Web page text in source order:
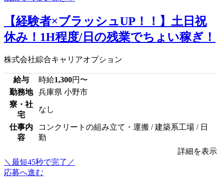
【経験者×ブラッシュUP！！】土日祝
休み！1H程度/日の残業でちょい稼ぎ！
株式会社綜合キャリアオプション
給与 時給1,300円〜
勤務地
兵庫県 小野市
寮・社
宅
なし
仕事内
容
コンクリートの組み立て・運搬 / 建築系工場 / 日
勤
詳細を表示
＼最短45秒で完了／
応募へ進む